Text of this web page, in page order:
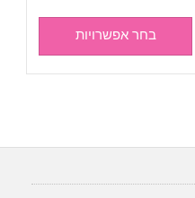
בחר אפשרויות